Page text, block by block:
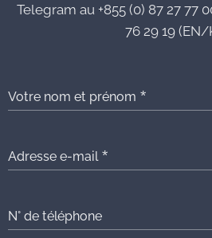
Telegram au +855 (0) 87 27 77
76 29 19 (EN/
Votre nom et prénom
Adresse e-mail
N° de téléphone